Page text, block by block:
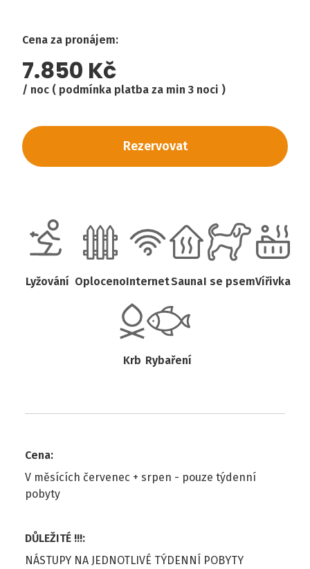
Cena za pronájem:
7.850 Kč
noc ( podmínka platba za min 3 noci )
Rezervovat
Lyžování OplocenoInternetSaunaI se psemVířivka
Krb Rybaření
Cena:
V měsících červenec + srpen - pouze týdenní
pobyty
DŮLEŽITÉ !!!:
NÁSTUPY NA JEDNOTLIVÉ TÝDENNÍ POBYTY